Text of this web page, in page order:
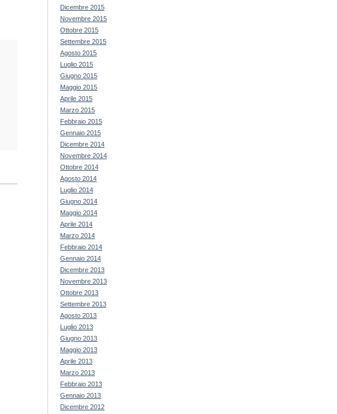
Dicembre 2015
Novembre 2015
Ottobre 2015
Settembre 2015
Agosto 2015
Luglio 2015
Giugno 2015
Maggio 2015
Aprile 2015
Marzo 2015
Febbraio 2015
Gennaio 2015
Dicembre 2014
Novembre 2014
Ottobre 2014
Agosto 2014
Luglio 2014
Giugno 2014
Maggio 2014
Aprile 2014
Marzo 2014
Febbraio 2014
Gennaio 2014
Dicembre 2013
Novembre 2013
Ottobre 2013
Settembre 2013
Agosto 2013
Luglio 2013
Giugno 2013
Maggio 2013
Aprile 2013
Marzo 2013
Febbraio 2013
Gennaio 2013
Dicembre 2012